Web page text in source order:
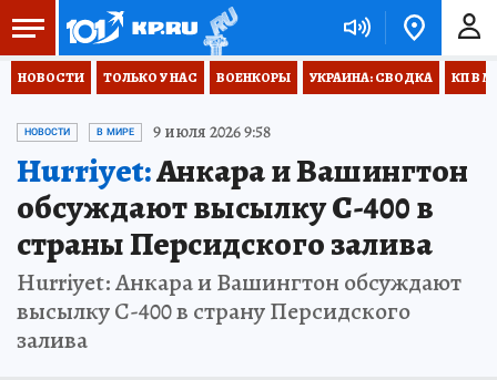
НОВОСТИ ТОЛЬКО У НАС ВОЕНКОРЫ УКРАИНА: СВОДКА КП В
НОВОСТИ В МИРЕ 9 июля 2026 9:58
Hurriyet:Анкара и Вашингтон
обсуждают высылку С-400 в
страны Персидского залива
Hurriyet: Анкара и Вашингтон обсуждают
высылку С-400 в страну Персидского
залива